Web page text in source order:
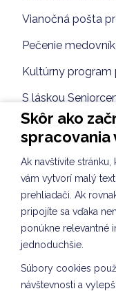
Vianočná pošta
Pečenie
Kultúrny program
S láskou
Tvorenie na
Nácvik piesne na
Vybíjaná dievčat
TVORIVÉ
Spoločnosť a
KULIŠKIÁDA -
Skôr ako
spracovania
Ak navštívite
vám vytvorí malý
prehliadači. Ak
pripojíte sa vďaka
ponúkne relevantné
jednoduchšie.
Súbory cookies
návštevnosti a